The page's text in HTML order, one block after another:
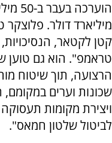
מיליארד דולר.
קטן לקטאר,
טראמפ". הוא גם טוען
הרצועה, תוך שיטוח
שכונות וערים
ויצירת מקומות
לביטול שלטון חמאס".